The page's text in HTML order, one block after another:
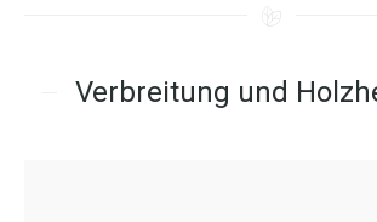
Verbreitung und